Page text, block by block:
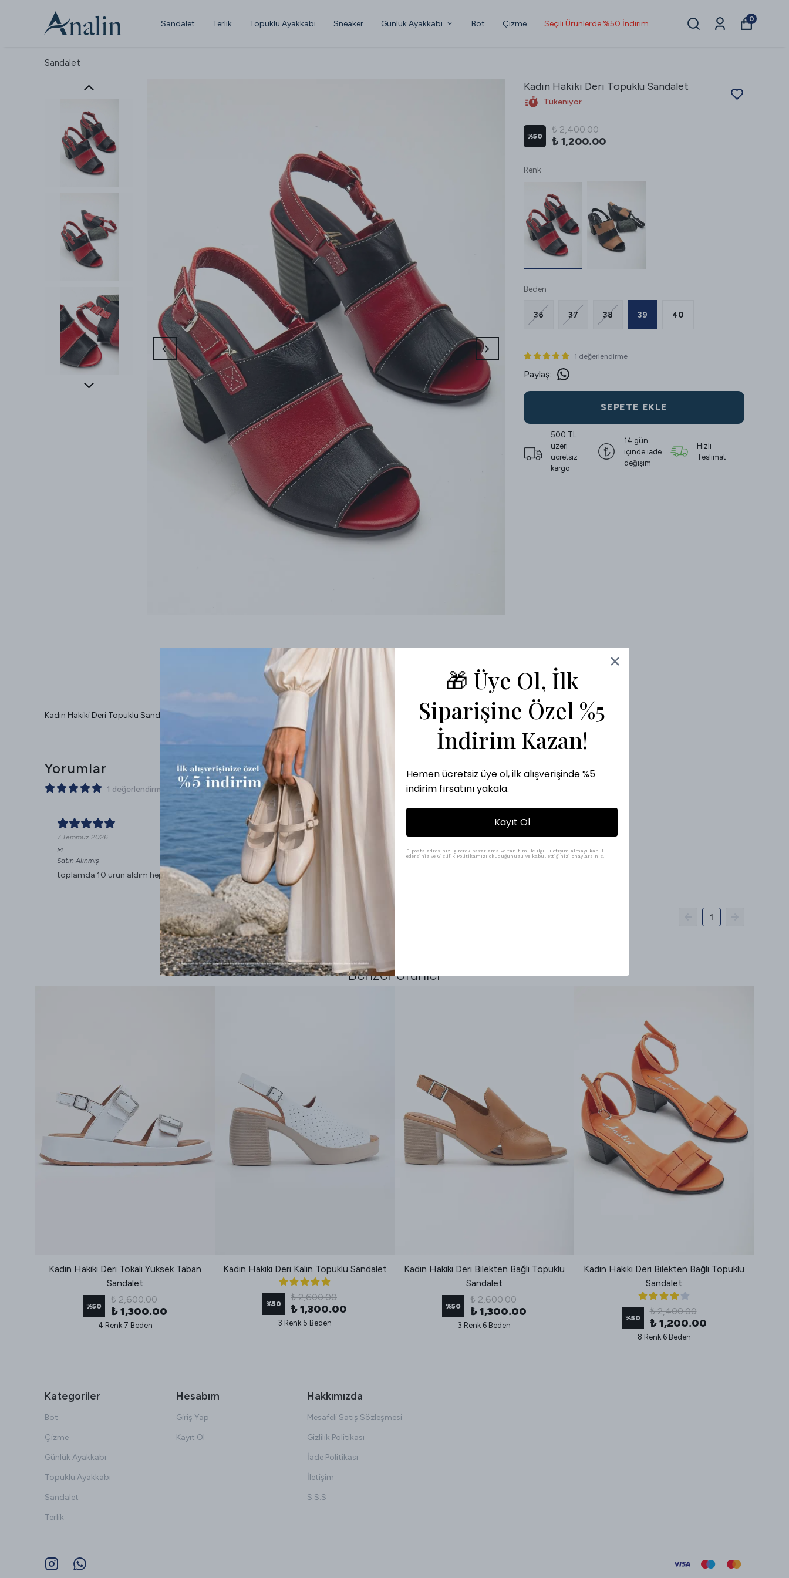
Sandalet Terlik Topuklu Ayakkabı Sneaker Günlük Ayakkabı Bot Çizme Seçili Ürünlerde %50 İndirim 0
Sandalet
Kadın Hakiki Deri Topuklu Sandalet
Tükeniyor
%50
₺ 2,400.00
₺ 1,200.00
Renk
Beden
36 37 38 39 40
1 değerlendirme
Paylaş:
SEPETE EKLE
500 TL
üzeri
ücretsiz
kargo
14 gün
içinde iade
değişim
Hızlı
Teslimat
Kadın Hakiki Deri Topuklu Sandalet Topuk Boyu 7 cm dir.
Yorumlar
1 değerlendirmeye göre
7 Temmuz 2026
M. .
Satın Alınmış
toplamda 10 urun aldim hepsinin kalitesi ve rahatligi super
1
Benzer Ürünler
Kadın Hakiki Deri Tokalı Yüksek Taban
Sandalet
%50
₺ 2,600.00
₺ 1,300.00
4 Renk 7 Beden
Kadın Hakiki Deri Kalın Topuklu Sandalet
%50
₺ 2,600.00
₺ 1,300.00
3 Renk 5 Beden
Kadın Hakiki Deri Bilekten Bağlı Topuklu
Sandalet
%50
₺ 2,600.00
₺ 1,300.00
3 Renk 6 Beden
Kadın Hakiki Deri Bilekten Bağlı Topuklu
Sandalet
%50
₺ 2,400.00
₺ 1,200.00
8 Renk 6 Beden
Kategoriler
Bot
Çizme
Günlük Ayakkabı
Topuklu Ayakkabı
Sandalet
Terlik
Hesabım
Giriş Yap
Kayıt Ol
Hakkımızda
Mesafeli Satış Sözleşmesi
Gizlilik Politikası
İade Politikası
İletişim
S.S.S
🎁 Üye Ol, İlk
Siparişine Özel %5
İndirim Kazan!
Hemen ücretsiz üye ol, ilk alışverişinde %5
indirim fırsatını yakala.
Kayıt Ol
E-posta adresinizi girerek pazarlama ve tanıtım ile ilgili iletişim almayı kabul
edersiniz ve Gizlilik Politikamızı okuduğunuzu ve kabul ettiğinizi onaylarsınız.